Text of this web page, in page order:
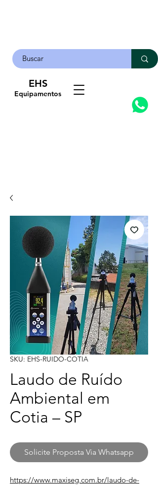
EHS
Equipamentos
SKU: EHS-RUIDO-COTIA
Laudo de Ruído
Ambiental em
Cotia – SP
Solicite Proposta Via Whatsapp
https://www.maxiseg.com.br/laudo-de-